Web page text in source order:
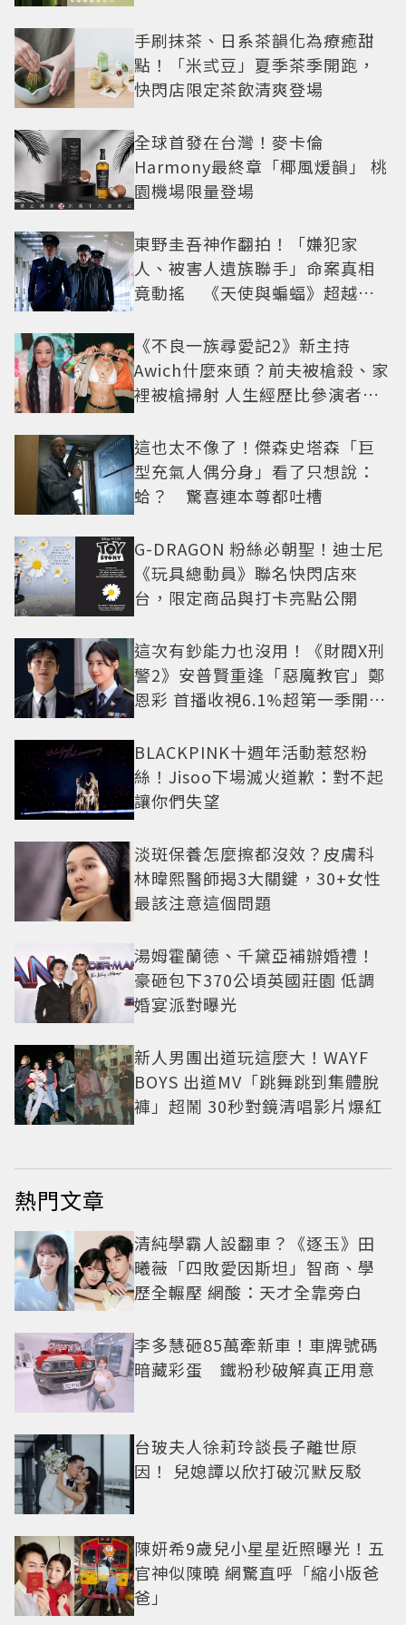
手刷抹茶、日系茶韻化為療癒甜
點！「米弎豆」夏季茶季開跑，
快閃店限定茶飲清爽登場
全球首發在台灣！麥卡倫
Harmony最終章「椰風煖韻」 桃
園機場限量登場
東野圭吾神作翻拍！「嫌犯家
人、被害人遺族聯手」命案真相
竟動搖 《天使與蝙蝠》超越懸
《不良一族尋愛記2》新主持
Awich什麼來頭？前夫被槍殺、家
裡被槍掃射 人生經歷比參演者還
這也太不像了！傑森史塔森「巨
型充氣人偶分身」看了只想說：
蛤？ 驚喜連本尊都吐槽
G-DRAGON 粉絲必朝聖！迪士尼
《玩具總動員》聯名快閃店來
台，限定商品與打卡亮點公開
這次有鈔能力也沒用！《財閥X刑
警2》安普賢重逢「惡魔教官」鄭
恩彩 首播收視6.1%超第一季開紅
BLACKPINK十週年活動惹怒粉
絲！Jisoo下場滅火道歉：對不起
讓你們失望
淡斑保養怎麼擦都沒效？皮膚科
林暐熙醫師揭3大關鍵，30+女性
最該注意這個問題
湯姆霍蘭德、千黛亞補辦婚禮！
豪砸包下370公頃英國莊園 低調
婚宴派對曝光
新人男團出道玩這麼大！WAYF
BOYS 出道MV「跳舞跳到集體脫
褲」超鬧 30秒對鏡清唱影片爆紅
熱門文章
清純學霸人設翻車？《逐玉》田
曦薇「四敗愛因斯坦」智商、學
歷全輾壓 網酸：天才全靠旁白
李多慧砸85萬牽新車！車牌號碼
暗藏彩蛋 鐵粉秒破解真正用意
台玻夫人徐莉玲談長子離世原
因！ 兒媳譚以欣打破沉默反駁
陳妍希9歲兒小星星近照曝光！五
官神似陳曉 網驚直呼「縮小版爸
爸」